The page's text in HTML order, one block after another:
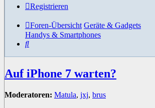
Registrieren
Foren-Übersicht Geräte & Gadgets
Handys & Smartphones
Suche
Auf iPhone 7 warten?
Moderatoren: Matula, jxj, brus